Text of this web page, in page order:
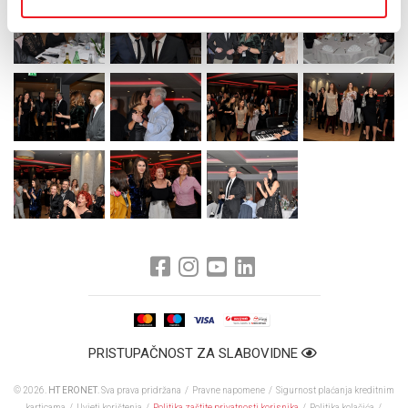
PRISTUPAČNOST ZA SLABOVIDNE
© 2026. HT ERONET . Sva prava pridržana / Pravne napomene / Sigurnost plaćanja kreditnim